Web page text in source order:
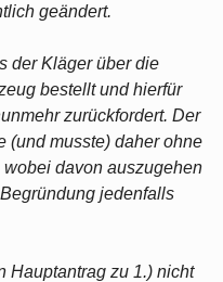
geändert.
der Kläger über die
bestellt und hierfür
zurückfordert. Der
(und musste) daher ohne
davon auszugehen
jedenfalls
Hauptantrag zu 1.) nicht